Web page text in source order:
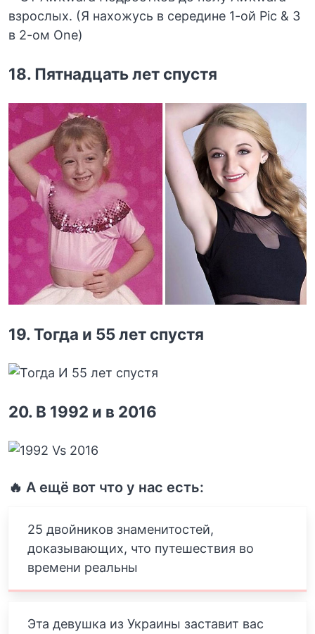
18. Пятнадцать лет спустя
19. Тогда и 55 лет спустя
20. В 1992 и в 2016
🔥 А ещё вот что у нас есть:
25 двойников знаменитостей,
доказывающих, что путешествия во
времени реальны
Эта девушка из Украины заставит вас